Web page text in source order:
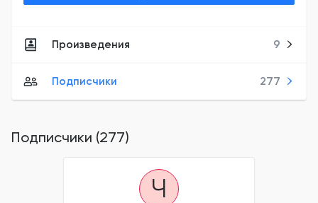
Произведения 9
Подписчики 277
Подписчики (277)
Ч